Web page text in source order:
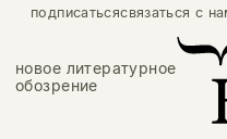
подписатьсясвязаться с
новое литературное
обозрение